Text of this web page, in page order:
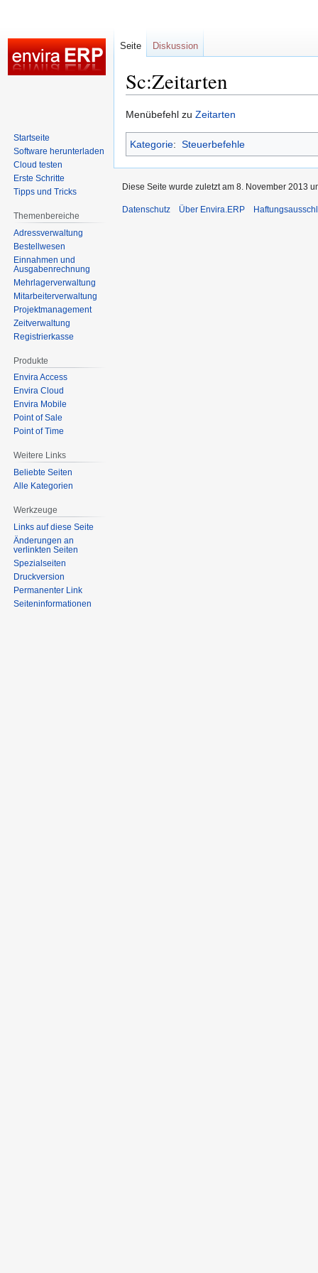
Sc:Zeitarten
Zur
Navigation
springen
Zur
Suche
springen
Menübefehl zu Zeitarten
Kategorie: Steuerbefehle
Seite Diskussion
Startseite
Software herunterladen
Cloud testen
Erste Schritte
Tipps und Tricks
Themenbereiche
Adressverwaltung
Bestellwesen
Einnahmen und
Ausgabenrechnung
Mehrlagerverwaltung
Mitarbeiterverwaltung
Projektmanagement
Zeitverwaltung
Registrierkasse
Produkte
Envira Access
Envira Cloud
Envira Mobile
Point of Sale
Point of Time
Weitere Links
Beliebte Seiten
Alle Kategorien
Werkzeuge
Links auf diese Seite
Änderungen an
verlinkten Seiten
Spezialseiten
Druckversion
Permanenter Link
Seiten­­informationen
Diese Seite wurde zuletzt am 8. November 2013
Datenschutz Über Envira.ERP